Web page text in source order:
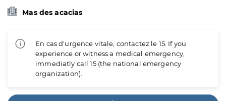
Mas des acacias
En cas d'urgence vitale, contactez le 15. If you
experience or witness a medical emergency,
immediatly call 15 (the national emergency
organization).